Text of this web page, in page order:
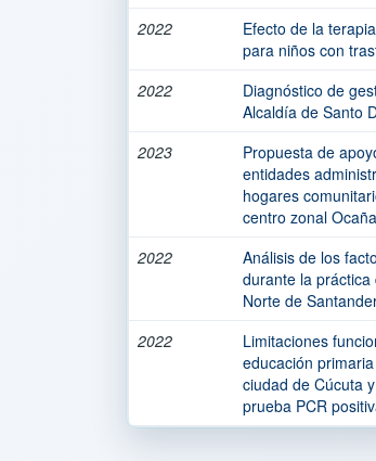
2022
Efecto de la
para niños con
2022
Diagnóstico de
Alcaldía de Santo
2023
Propuesta de
entidades
hogares
centro zonal
2022
Análisis de los
durante la
Norte de
2022
Limitaciones
educación
ciudad de Cúcuta
prueba PCR